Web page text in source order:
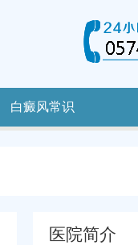
白癜风常识
医院简介